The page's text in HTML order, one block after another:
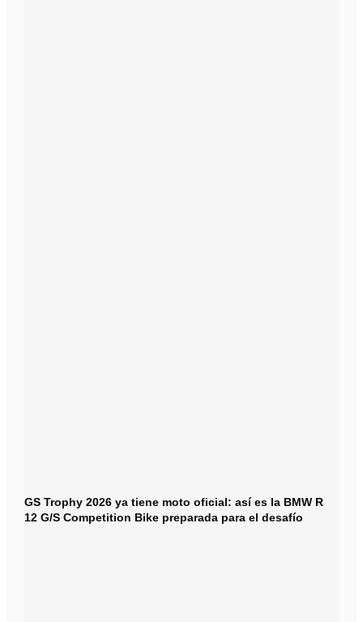
GS Trophy 2026 ya tiene moto oficial: así es la BMW R
12 G/S Competition Bike preparada para el desafío